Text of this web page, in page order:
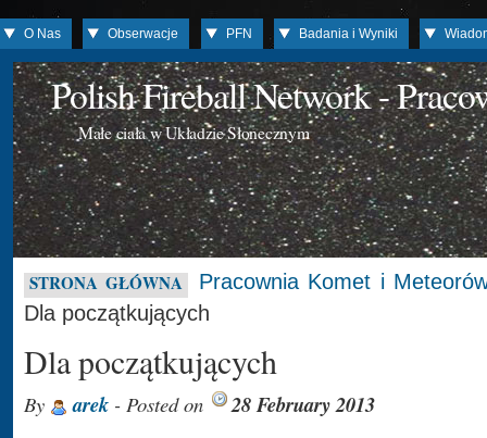
O Nas Obserwacje PFN Badania i Wyniki
Polish Fireball Network -
Małe ciała w Układzie Słonecznym
STRONA GŁÓWNA
Pracownia Komet i
Dla początkujących
Dla początkujących
By arek - Posted on 28 February 2013